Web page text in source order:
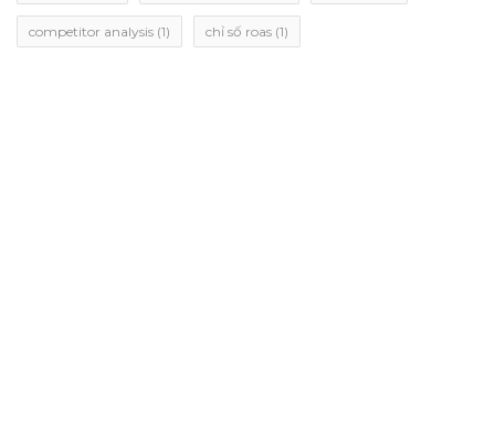
competitor analysis (1) chỉ số roas (1)